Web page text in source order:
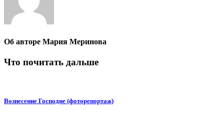
Об авторе Мария Меринова
Что почитать дальше
Вознесение Господне (фоторепортаж)